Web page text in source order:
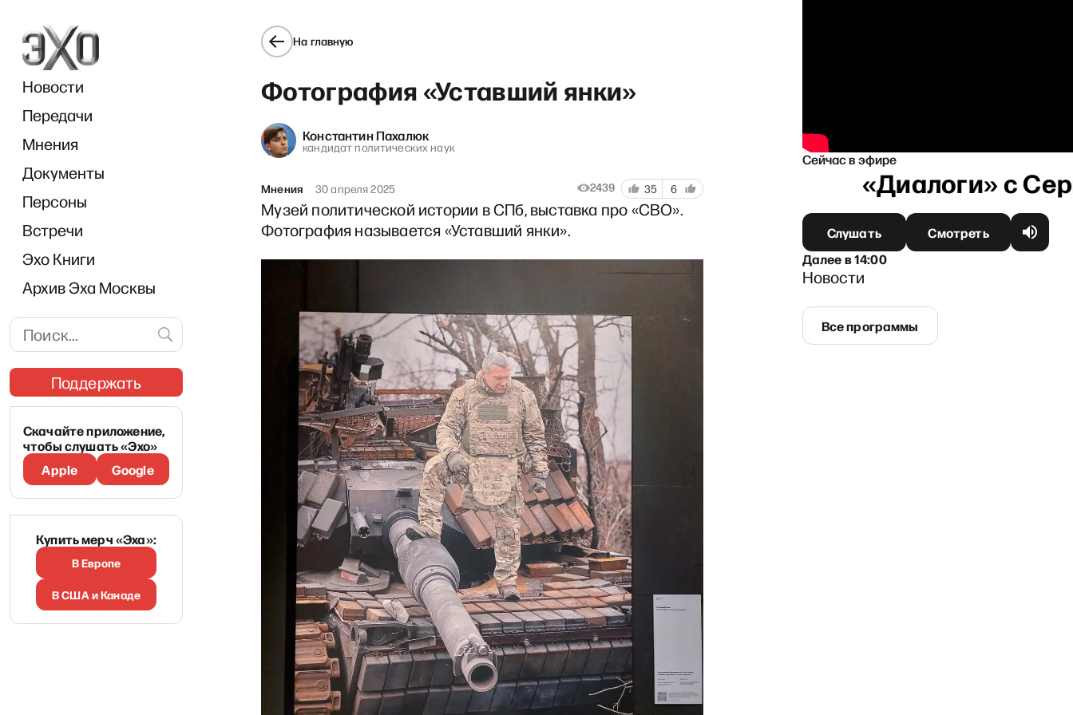
Новости
Передачи
Мнения
Документы
Персоны
Встречи
Эхо Книги
Архив Эха Москвы
Поддержать
Скачайте приложение,
чтобы слушать «Эхо»
Apple
Google
Купить мерч «Эха»:
В Европе
В США и Канаде
На главную
Фотография «Уставший янки»
Константин Пахалюк
кандидат политических наук
Мнения 30 апреля 2025 2439 35 6
Музей политической истории в СПб, выставка про «СВО».
Фотография называется «Уставший янки».
Сейчас в эфире
«Диалоги» с Сергеем Асланяном
Слушать
Смотреть
Далеев14:00
Новости
Все программы